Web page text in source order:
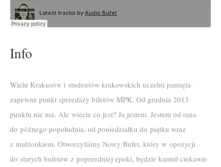
Info
Wielu Krakusów i studentów krakowskich uczelni pamięta
zapewne punkt sprzedaży biletów MPK. Od grudnia 2013
punktu nie ma. Ale wiecie co jest? Ja jestem. Jestem od rana
do późnego popołudnia, od poniedziałku do piątku wraz
z małżonkiem. Otworzyliśmy Nowy Bufet, który w opozycji
do starych bufetów z poprzedniej epoki, będzie karmił ciekawie